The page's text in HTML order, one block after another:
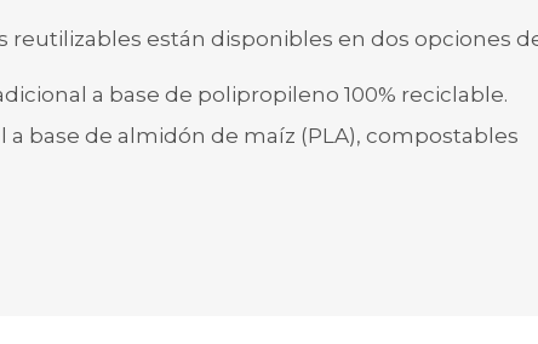
reutilizables están disponibles en dos opciones
a base de polipropileno 100% reciclable.
a base de almidón de maíz (PLA), compostables